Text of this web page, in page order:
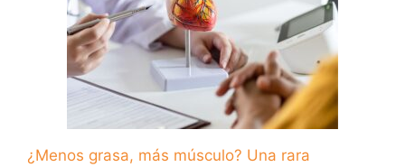
¿Menos grasa, más músculo? Una rara